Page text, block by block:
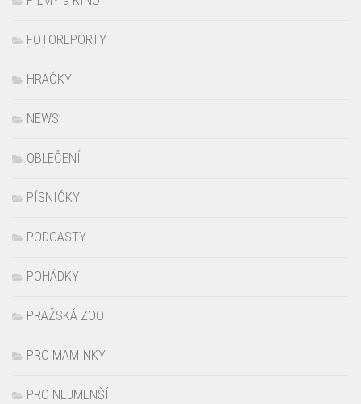
FOTOREPORTY
HRAČKY
NEWS
OBLEČENÍ
PÍSNIČKY
PODCASTY
POHÁDKY
PRAŽSKÁ ZOO
PRO MAMINKY
PRO NEJMENŠÍ